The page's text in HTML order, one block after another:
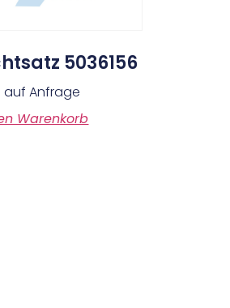
5036156
auf Anfrage
Warenkorb